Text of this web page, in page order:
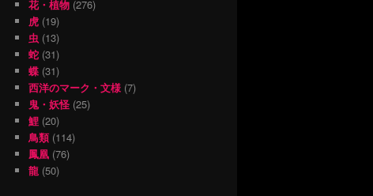
花・植物 (276)
虎 (19)
虫 (13)
蛇 (31)
蝶 (31)
西洋のマーク・文様 (7)
鬼・妖怪 (25)
鯉 (20)
鳥類(114)
鳳凰 (76)
龍 (50)